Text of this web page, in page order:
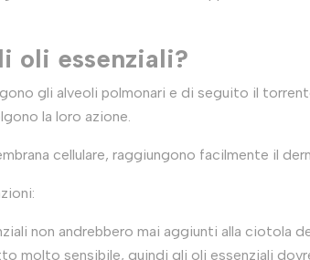
oli essenziali?
gli alveoli polmonari e di seguito il
la loro azione.
cellulare, raggiungono facilmente il
non andrebbero mai aggiunti alla ciotola
molto sensibile, quindi gli oli essenziali